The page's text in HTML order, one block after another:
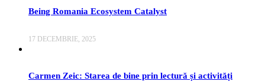
Being Romania Ecosystem Catalyst
17 DECEMBRIE, 2025
Carmen Zeic: Starea de bine prin lectură și activități